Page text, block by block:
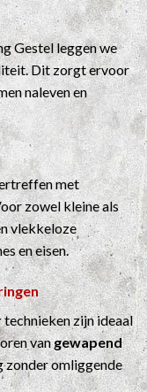
Gestel leggen we
Dit zorgt ervoor
naleven en
met
zowel kleine als
vlekkeloze
en eisen.
technieken zijn ideaal
vangewapend
zonder omliggende